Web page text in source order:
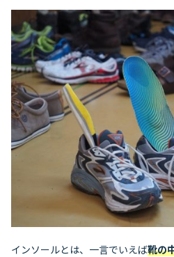
インソールとは、一言でいえば靴の